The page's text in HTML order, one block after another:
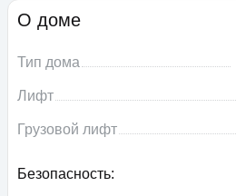
О доме
Тип дома
Лифт
Грузовой лифт
Безопасность: